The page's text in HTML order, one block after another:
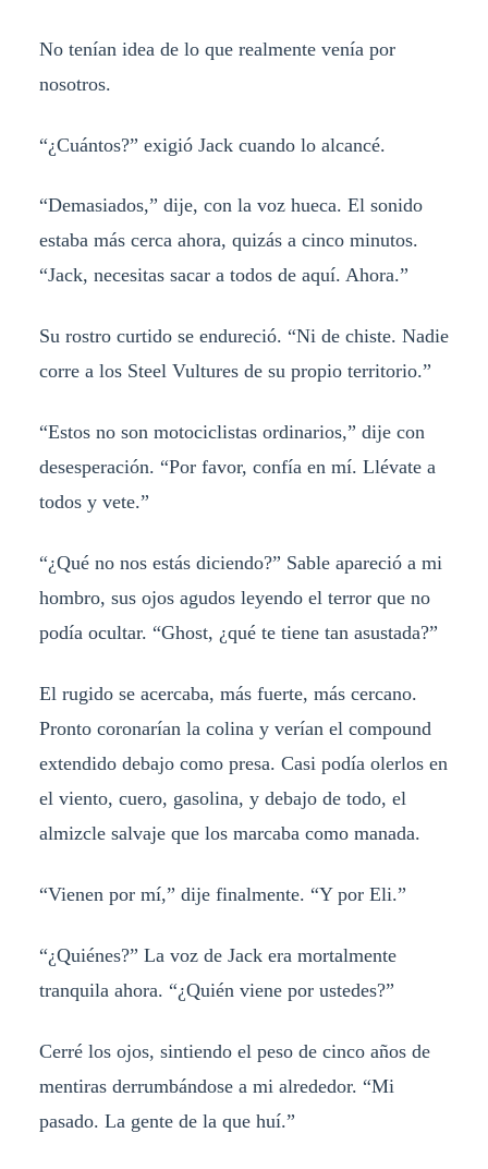
No tenían idea de lo que realmente venía por
nosotros.
“¿Cuántos?” exigió Jack cuando lo alcancé.
“Demasiados,” dije, con la voz hueca. El sonido
estaba más cerca ahora, quizás a cinco minutos.
“Jack, necesitas sacar a todos de aquí. Ahora.”
Su rostro curtido se endureció. “Ni de chiste. Nadie
corre a los Steel Vultures de su propio territorio.”
“Estos no son motociclistas ordinarios,” dije con
desesperación. “Por favor, confía en mí. Llévate a
todos y vete.”
“¿Qué no nos estás diciendo?” Sable apareció a mi
hombro, sus ojos agudos leyendo el terror que no
podía ocultar. “Ghost, ¿qué te tiene tan asustada?”
El rugido se acercaba, más fuerte, más cercano.
Pronto coronarían la colina y verían el compound
extendido debajo como presa. Casi podía olerlos en
el viento, cuero, gasolina, y debajo de todo, el
almizcle salvaje que los marcaba como manada.
“Vienen por mí,” dije finalmente. “Y por Eli.”
“¿Quiénes?” La voz de Jack era mortalmente
tranquila ahora. “¿Quién viene por ustedes?”
Cerré los ojos, sintiendo el peso de cinco años de
mentiras derrumbándose a mi alrededor. “Mi
pasado. La gente de la que huí.”